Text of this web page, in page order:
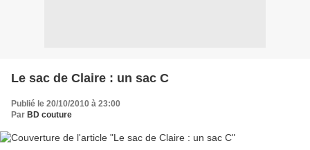
Le sac de Claire : un sac C
Publié le 20/10/2010 à 23:00
Par BD couture